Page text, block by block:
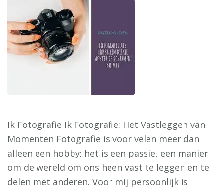
Ik Fotografie Ik Fotografie: Het Vastleggen van
Momenten Fotografie is voor velen meer dan
alleen een hobby; het is een passie, een manier
om de wereld om ons heen vast te leggen en te
delen met anderen. Voor mij persoonlijk is